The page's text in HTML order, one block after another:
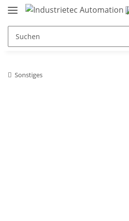
Sonstiges